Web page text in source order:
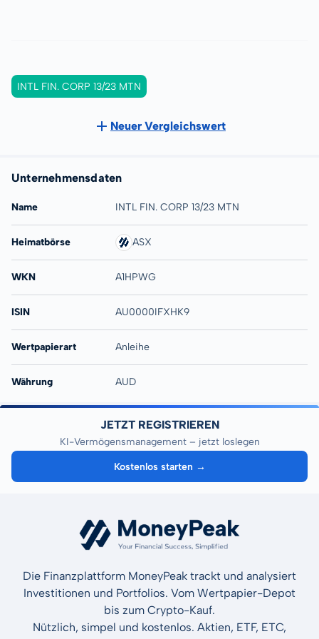
INTL FIN. CORP 13/23 MTN
Neuer Vergleichswert
Unternehmensdaten
Name INTL FIN. CORP 13/23 MTN
Heimatbörse ASX
WKN A1HPWG
ISIN AU0000IFXHK9
Wertpapierart Anleihe
Währung AUD
JETZT REGISTRIEREN
KI-Vermögensmanagement – jetzt loslegen
Kostenlos starten →
Die Finanzplattform MoneyPeak trackt und analysiert
Investitionen und Portfolios. Vom Wertpapier-Depot
bis zum Crypto-Kauf.
Nützlich, simpel und kostenlos. Aktien, ETF, ETC,